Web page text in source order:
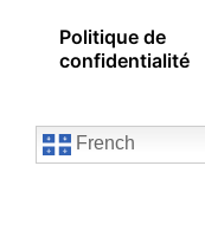
Politique de
confidentialité
French